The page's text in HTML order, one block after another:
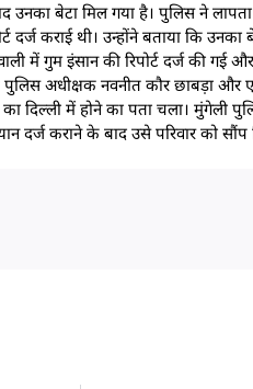
उनका बेटा मिल गया है। पुलिस ने
दर्ज कराई थी। उन्होंने बताया कि
में गुम इंसान की रिपोर्ट दर्ज की गई
अधीक्षक नवनीत कौर छाबड़ा और
दिल्ली में होने का पता चला। मुंगेली
कराने के बाद उसे परिवार को सौंप